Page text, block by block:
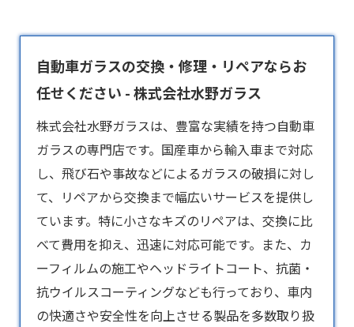
自動車ガラスの交換・修理・リペアならお
任せください - 株式会社水野ガラス
株式会社水野ガラスは、豊富な実績を持つ自動車
ガラスの専門店です。国産車から輸入車まで対応
し、飛び石や事故などによるガラスの破損に対し
て、リペアから交換まで幅広いサービスを提供し
ています。特に小さなキズのリペアは、交換に比
べて費用を抑え、迅速に対応可能です。また、カ
ーフィルムの施工やヘッドライトコート、抗菌・
抗ウイルスコーティングなども行っており、車内
の快適さや安全性を向上させる製品を多数取り扱